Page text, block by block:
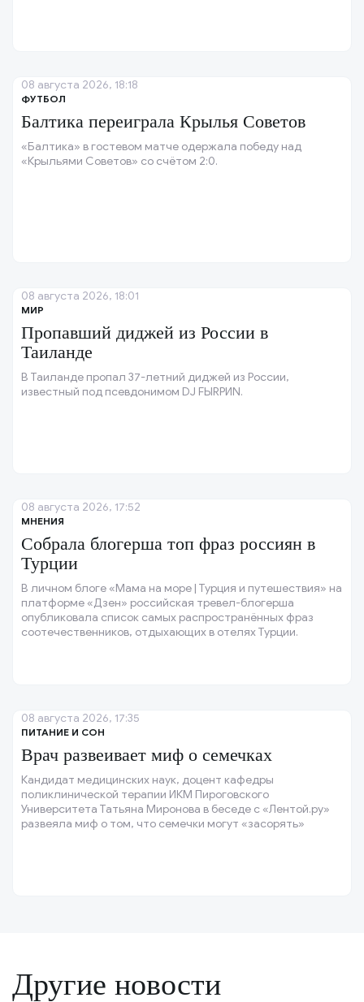
ФУТБОЛ
Балтика переиграла Крылья Советов
«Балтика» в гостевом матче одержала победу над
«Крыльями Советов» со счётом 2:0.
08 августа 2026, 18:18
МИР
Пропавший диджей из России в
Таиланде
В Таиланде пропал 37-летний диджей из России,
известный под псевдонимом DJ FЫRРИN.
08 августа 2026, 18:01
МНЕНИЯ
Собрала блогерша топ фраз россиян в
Турции
В личном блоге «Мама на море | Турция и путешествия» на
платформе «Дзен» российская тревел-блогерша
опубликовала список самых распространённых фраз
соотечественников, отдыхающих в отелях Турции.
08 августа 2026, 17:52
ПИТАНИЕ И СОН
Врач развеивает миф о семечках
Кандидат медицинских наук, доцент кафедры
поликлинической терапии ИКМ Пироговского
Университета Татьяна Миронова в беседе с «Лентой.ру»
развеяла миф о том, что семечки могут «засорять»
08 августа 2026, 17:35
Другие новости